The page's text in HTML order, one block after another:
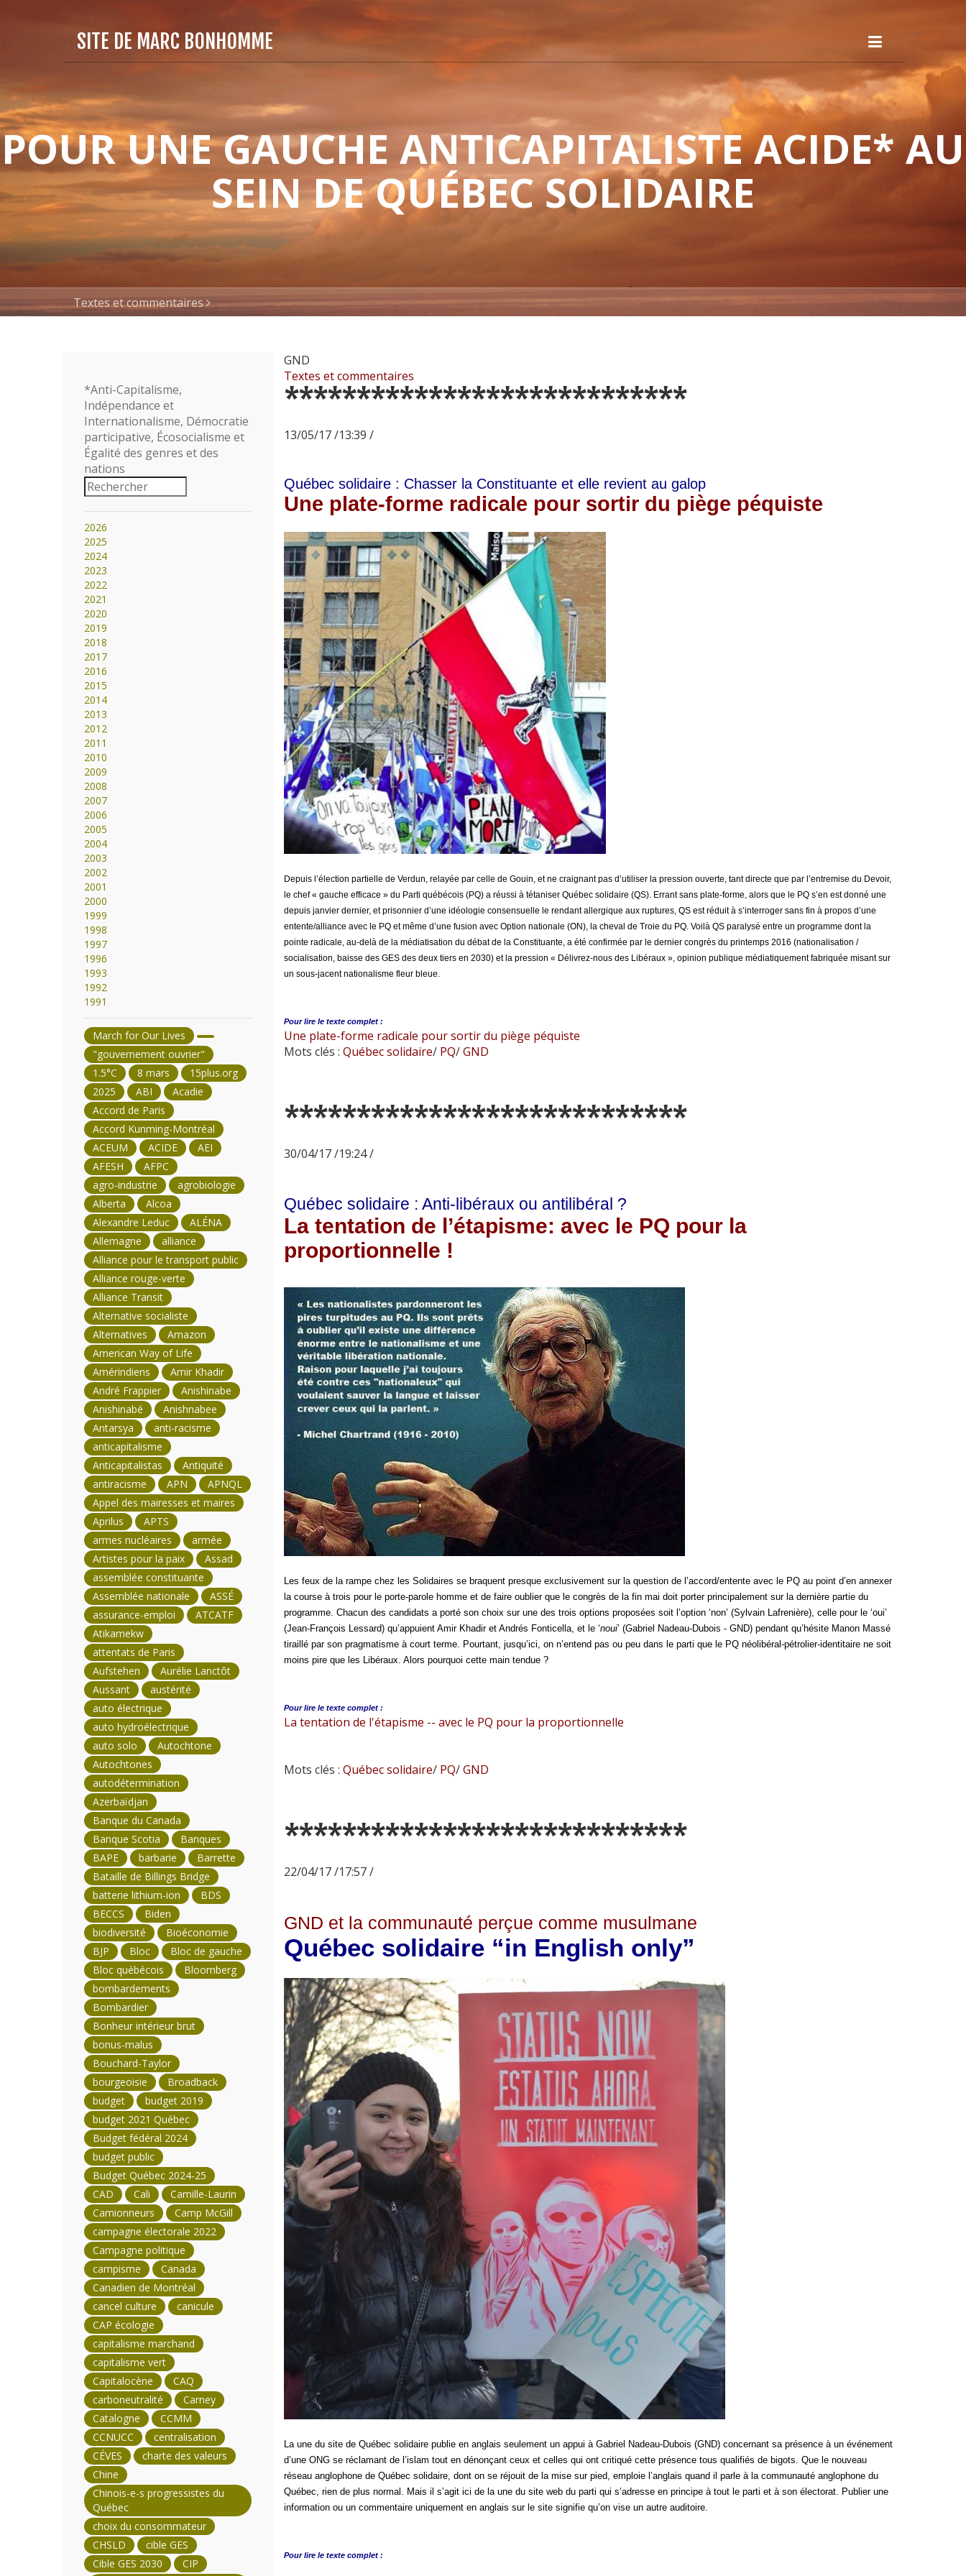
SITE DE MARC BONHOMME
POUR UNE GAUCHE ANTICAPITALISTE ACIDE* AU
SEIN DE QUÉBEC SOLIDAIRE
Textes et commentaires
GND
Textes et commentaires
****************************
13/05/17 /13:39 /
Québec solidaire : Chasser la Constituante et elle revient au galop
Une plate-forme radicale pour sortir du piège péquiste
Depuis l’élection partielle de Verdun, relayée par celle de Gouin, et ne craignant pas d’utiliser la pression ouverte, tant directe que par l’entremise du Devoir,
le chef « gauche efficace » du Parti québécois (PQ) a réussi à tétaniser Québec solidaire (QS). Errant sans plate-forme, alors que le PQ s’en est donné une
depuis janvier dernier, et prisonnier d’une idéologie consensuelle le rendant allergique aux ruptures, QS est réduit à s’interroger sans fin à propos d’une
entente/alliance avec le PQ et même d’une fusion avec Option nationale (ON), la cheval de Troie du PQ. Voilà QS paralysé entre un programme dont la
pointe radicale, au-delà de la médiatisation du débat de la Constituante, a été confirmée par le dernier congrès du printemps 2016 (nationalisation /
socialisation, baisse des GES des deux tiers en 2030) et la pression « Délivrez-nous des Libéraux », opinion publique médiatiquement fabriquée misant sur
un sous-jacent nationalisme fleur bleue.
Pour lire le texte complet :
Une plate-forme radicale pour sortir du piège péquiste
Mots clés : Québec solidaire/PQ/GND
****************************
30/04/17 /19:24 /
Québec solidaire : Anti-libéraux ou antilibéral ?
La tentation de l’étapisme: avec le PQ pour la
proportionnelle !
Les feux de la rampe chez les Solidaires se braquent presque exclusivement sur la question de l’accord/entente avec le PQ au point d’en annexer
la course à trois pour le porte-parole homme et de faire oublier que le congrès de la fin mai doit porter principalement sur la dernière partie du
programme. Chacun des candidats a porté son choix sur une des trois options proposées soit l’option ‘non’ (Sylvain Lafrenière), celle pour le ‘oui’
(Jean-François Lessard) qu’appuient Amir Khadir et Andrés Fonticella, et le ‘noui’ (Gabriel Nadeau-Dubois - GND) pendant qu’hésite Manon Massé
tiraillé par son pragmatisme à court terme. Pourtant, jusqu’ici, on n’entend pas ou peu dans le parti que le PQ néolibéral-pétrolier-identitaire ne soit
moins pire que les Libéraux. Alors pourquoi cette main tendue ?
Pour lire le texte complet :
La tentation de l'étapisme -- avec le PQ pour la proportionnelle
Mots clés : Québec solidaire/PQ/GND
****************************
22/04/17 /17:57 /
GND et la communauté perçue comme musulmane
Québec solidaire “in English only”
La une du site de Québec solidaire publie en anglais seulement un appui à Gabriel Nadeau-Dubois (GND) concernant sa présence à un événement
d’une ONG se réclamant de l’islam tout en dénonçant ceux et celles qui ont critiqué cette présence tous qualifiés de bigots. Que le nouveau
réseau anglophone de Québec solidaire, dont on se réjouit de la mise sur pied, emploie l’anglais quand il parle à la communauté anglophone du
Québec, rien de plus normal. Mais il s’agit ici de la une du site web du parti qui s’adresse en principe à tout le parti et à son électorat. Publier une
information ou un commentaire uniquement en anglais sur le site signifie qu’on vise un autre auditoire.
Pour lire le texte complet :
*Anti-Capitalisme,
Indépendance et
Internationalisme, Démocratie
participative, Écosocialisme et
Égalité des genres et des
nations
2026
2025
2024
2023
2022
2021
2020
2019
2018
2017
2016
2015
2014
2013
2012
2011
2010
2009
2008
2007
2006
2005
2004
2003
2002
2001
2000
1999
1998
1997
1996
1993
1992
1991
March for Our Lives
"gouvernement ouvrier"
1.5°C
8 mars
15plus.org
2025
ABI
Acadie
Accord de Paris
Accord Kunming-Montréal
ACEUM
ACIDE
AEI
AFESH
AFPC
agro-industrie
agrobiologie
Alberta
Alcoa
Alexandre Leduc
ALÉNA
Allemagne
alliance
Alliance pour le transport public
Alliance rouge-verte
Alliance Transit
Alternative socialiste
Alternatives
Amazon
American Way of Life
Amérindiens
Amir Khadir
André Frappier
Anishinabe
Anishinabé
Anishnabee
Antarsya
anti-racisme
anticapitalisme
Anticapitalistas
Antiquité
antiracisme
APN
APNQL
Appel des mairesses et maires
Aprilus
APTS
armes nucléaires
armée
Artistes pour la paix
Assad
assemblée constituante
Assemblée nationale
ASSÉ
assurance-emploi
ATCATF
Atikamekw
attentats de Paris
Aufstehen
Aurélie Lanctôt
Aussant
austérité
auto électrique
auto hydroélectrique
auto solo
Autochtone
Autochtones
autodétermination
Azerbaïdjan
Banque du Canada
Banque Scotia
Banques
BAPE
barbarie
Barrette
Bataille de Billings Bridge
batterie lithium-ion
BDS
BECCS
Biden
biodiversité
Bioéconomie
BJP
Bloc
Bloc de gauche
Bloc québécois
Bloomberg
bombardements
Bombardier
Bonheur intérieur brut
bonus-malus
Bouchard-Taylor
bourgeoisie
Broadback
budget
budget 2019
budget 2021 Québec
Budget fédéral 2024
budget public
Budget Québec 2024-25
CAD
Cali
Camille-Laurin
Camionneurs
Camp McGill
campagne électorale 2022
Campagne politique
campisme
Canada
Canadien de Montréal
cancel culture
canicule
CAP écologie
capitalisme marchand
capitalisme vert
Capitalocène
CAQ
carboneutralité
Carney
Catalogne
CCMM
CCNUCC
centralisation
CÉVES
charte des valeurs
Chine
Chinois-e-s progressistes du
Québec
choix du consommateur
CHSLD
cible GES
Cible GES 2030
CIP